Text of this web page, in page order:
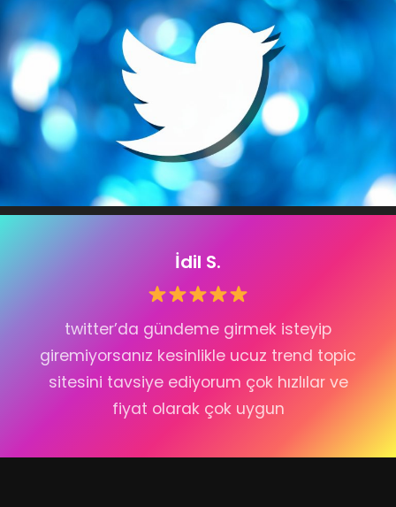
İdil S.
twitter’da gündeme girmek isteyip
giremiyorsanız kesinlikle ucuz trend topic
sitesini tavsiye ediyorum çok hızlılar ve
fiyat olarak çok uygun